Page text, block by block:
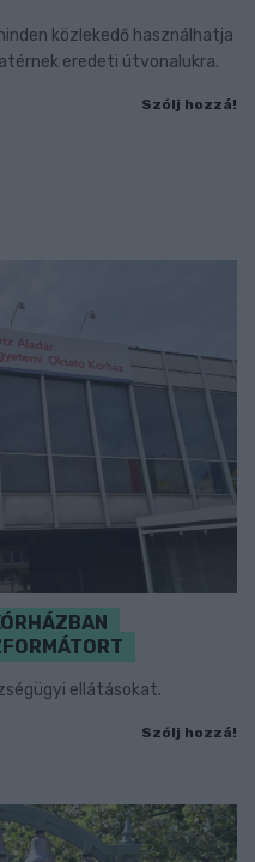
közlekedő használhatja
eredeti útvonalukra.
Szólj hozzá!
ellátásokat.
Szólj hozzá!